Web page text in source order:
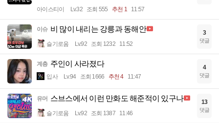
아이스티이 Lv.32 조회 555 추천 1 11:57
이슈 비 많이 내리는 강릉과 동해안
슬기로움 Lv.92 조회 1232 11:52
3
댓글
계층 주인이 사라졌다
입사 Lv.94 조회 1666 추천 4 11:47
4
댓글
유머 스브스에서 이런 만화도 해준적이 있구나
슬기로움 Lv.92 조회 1387 11:46
13
댓글